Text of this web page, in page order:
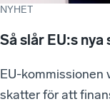
NYHET
Så slår EU:s
EU-kommissionen
skatter för att